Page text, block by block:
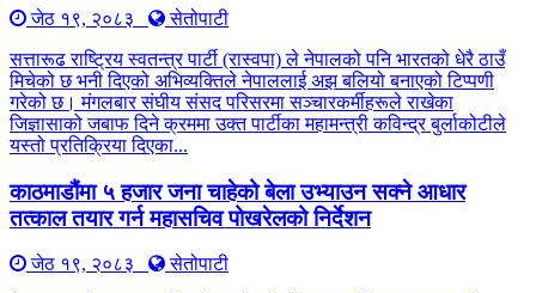
जेठ १९, २०८३
सेतोपाटी
सत्तारूढ राष्ट्रिय स्वतन्त्र पार्टी (रास्वपा) ले नेपालको पनि भारतको धेरै ठाउँ
मिचेको छ भनी दिएको अभिव्यक्तिले नेपाललाई अझ बलियो बनाएको टिप्पणी
गरेको छ। मंगलबार संघीय संसद परिसरमा सञ्चारकर्मीहरूले राखेका
जिज्ञासाको जबाफ दिने क्रममा उक्त पार्टीका महामन्त्री कविन्द्र बुर्लाकोटीले
यस्तो प्रतिक्रिया दिएका...
काठमाडौंमा ५ हजार जना चाहेको बेला उभ्याउन सक्ने आधार
तत्काल तयार गर्न महासचिव पोखरेलको निर्देशन
जेठ १९, २०८३
सेतोपाटी